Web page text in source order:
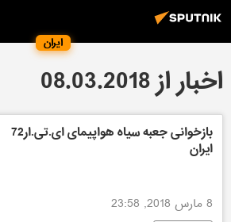
ایران
اخبار از 08.03.2018
بازخوانی جعبه سیاه هواپیمای ای.تی.ار72
ایران
8 مارس 2018, 23:58